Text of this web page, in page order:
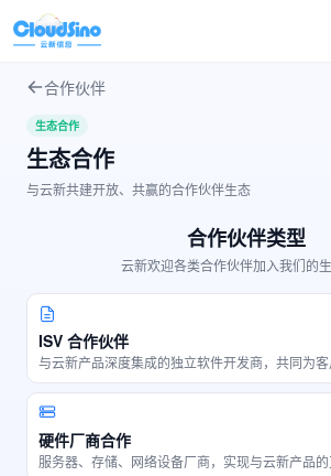
合作伙伴
生态合作
生态合作
与云新共建开放、共赢的合作伙伴生态
合作伙伴类型
云新欢迎各类合作伙伴加入我们的
ISV 合作伙伴
与云新产品深度集成的独立软件开发商，共同为
硬件厂商合作
服务器、存储、网络设备厂商，实现与云新产品